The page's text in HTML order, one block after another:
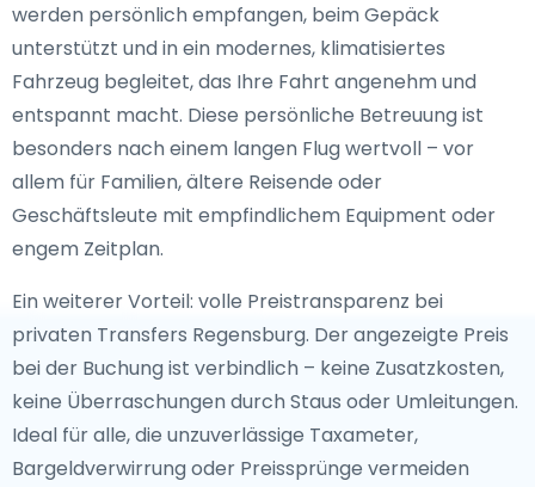
werden persönlich empfangen, beim Gepäck
unterstützt und in ein modernes, klimatisiertes
Fahrzeug begleitet, das Ihre Fahrt angenehm und
entspannt macht. Diese persönliche Betreuung ist
besonders nach einem langen Flug wertvoll – vor
allem für Familien, ältere Reisende oder
Geschäftsleute mit empfindlichem Equipment oder
engem Zeitplan.
Ein weiterer Vorteil: volle Preistransparenz bei
privaten Transfers Regensburg. Der angezeigte Preis
bei der Buchung ist verbindlich – keine Zusatzkosten,
keine Überraschungen durch Staus oder Umleitungen.
Ideal für alle, die unzuverlässige Taxameter,
Bargeldverwirrung oder Preissprünge vermeiden